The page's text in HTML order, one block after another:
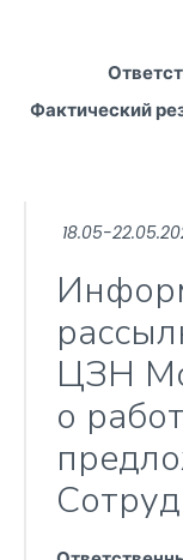
Фактический
18.05-
ЦЗН
о